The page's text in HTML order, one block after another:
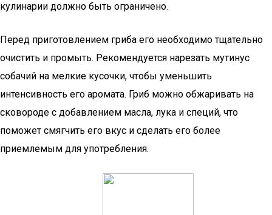
кулинарии должно быть ограничено.
Перед приготовлением гриба его необходимо тщательно
очистить и промыть. Рекомендуется нарезать мутинус
собачий на мелкие кусочки, чтобы уменьшить
интенсивность его аромата. Гриб можно обжаривать на
сковороде с добавлением масла, лука и специй, что
поможет смягчить его вкус и сделать его более
приемлемым для употребления.